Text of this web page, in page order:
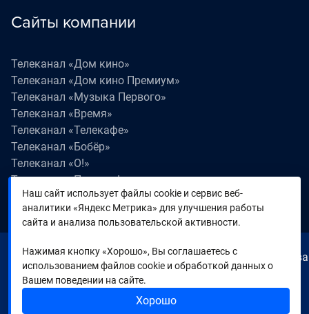
Сайты компании
Телеканал «Дом кино»
Телеканал «Дом кино Премиум»
Телеканал «Музыка Первого»
Телеканал «Время»
Телеканал «Телекафе»
Телеканал «Бобёр»
Телеканал «О!»
Телеканал «Поехали!»
Телеканал «Победа»
Телеканал «Лапки LIVE»
© 2000—2026. Редакция телеканала «Время». Все права
на любые материалы, опубликованные на сайте,
защищены. Любое использование материалов
возможно только с согласия Редакции телеканала.
Наш сайт использует файлы cookie и сервис веб-
аналитики «Яндекс Метрика» для улучшения работы
сайта и анализа пользовательской активности.
Нажимая кнопку «Хорошо», Вы соглашаетесь с
использованием файлов cookie и обработкой данных о
Вашем поведении на сайте.
Хорошо